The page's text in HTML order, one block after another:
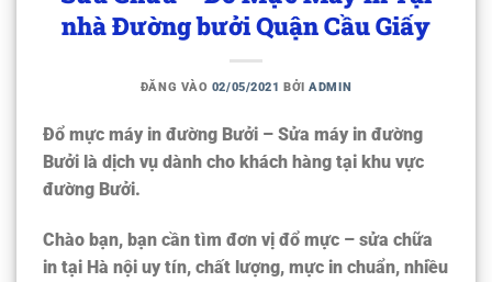
nhà Đường bưởi Quận Cầu Giấy
ĐĂNG VÀO 02/05/2021 BỞIADMIN
Đổ mực máy in đường Bưởi – Sửa máy in đường
Bưởi là dịch vụ dành cho khách hàng tại khu vực
đường Bưởi.
Chào bạn, bạn cần tìm đơn vị đổ mực – sửa chữa
in tại Hà nội uy tín, chất lượng, mực in chuẩn, nhiều